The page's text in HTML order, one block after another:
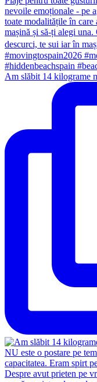
Am slăbit 14 kilograme